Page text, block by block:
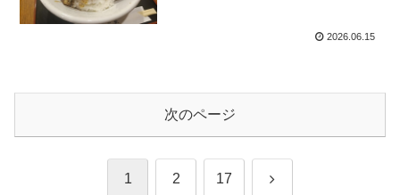
2026.06.15
次のページ
1 2 17 次